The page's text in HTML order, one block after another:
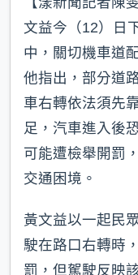
文益今（12）日
中，關切機車道
他指出，部分道
車右轉依法須先
足，汽車進入後
可能遭檢舉開罰
交通困境。
黃文益以一起民
駛在路口右轉時
罰，但駕駛反映